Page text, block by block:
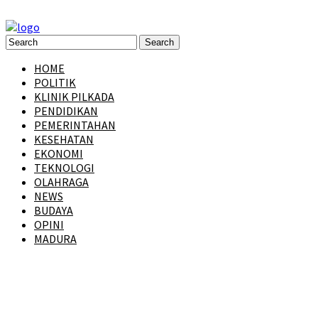
HOME
POLITIK
KLINIK PILKADA
PENDIDIKAN
PEMERINTAHAN
KESEHATAN
EKONOMI
TEKNOLOGI
OLAHRAGA
NEWS
BUDAYA
OPINI
MADURA